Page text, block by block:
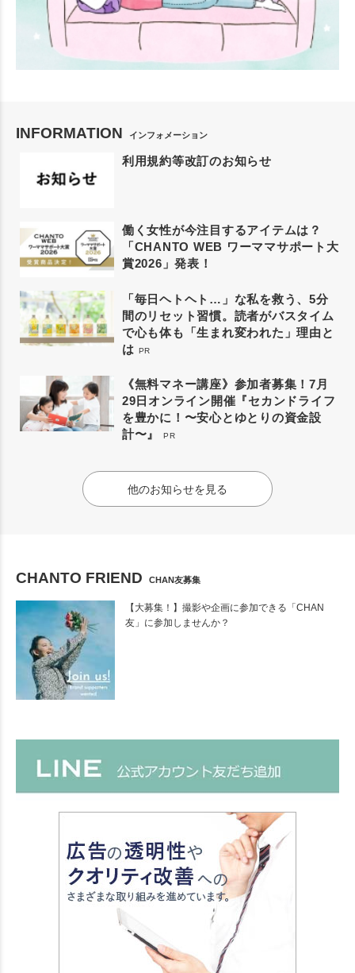
INFORMATION インフォメーション
利用規約等改訂のお知らせ
働く女性が今注目するアイテムは？
「CHANTO WEB ワーママサポート大
賞2026」発表！
「毎日ヘトヘト…」な私を救う、5分
間のリセット習慣。読者がバスタイム
で心も体も「生まれ変われた」理由と
は PR
《無料マネー講座》参加者募集！7月
29日オンライン開催『セカンドライフ
を豊かに！〜安心とゆとりの資金設
計〜』
PR
他のお知らせを見る
CHANTO FRIEND CHAN友募集
【大募集！】撮影や企画に参加できる「CHAN
友」に参加しませんか？